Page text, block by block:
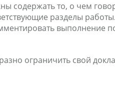
содержать то, о чем
разделы
выполнение
ограничить свой